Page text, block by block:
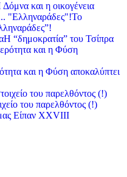
και η οικογένεια
Το
Η “δημοκρατία” του Τσίπρα
και η Φύση αποκαλύπτει
του παρελθόντος (!)
Είπαν XXVIII